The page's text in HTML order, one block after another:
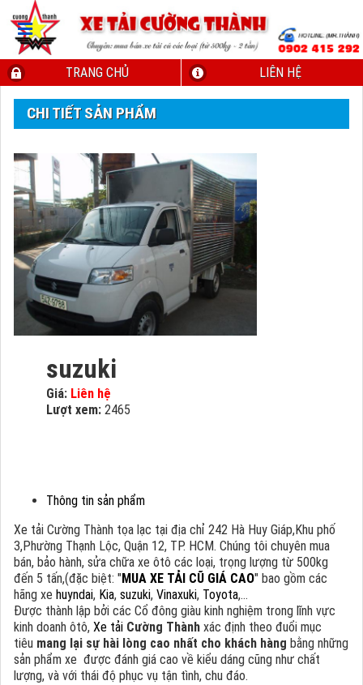
TRANG CHỦ LIÊN HỆ
CHI TIẾT SẢN PHẨM
suzuki
Giá: Liên hệ
Lượt xem: 2465
Thông tin sản phẩm
Xe tải Cường Thành tọa lạc tại địa chỉ 242 Hà Huy Giáp,Khu phố
3,Phường Thạnh Lộc, Quận 12, TP. HCM. Chúng tôi chuyên mua
bán, bảo hành, sửa chữa xe ôtô các loại, trọng lượng từ 500kg
đến 5 tấn,(đặc biệt: "MUA XE TẢI CŨ GIÁ CAO" bao gồm các
hãng xe huyndai, Kia, suzuki, Vinaxuki, Toyota,...
Được thành lập bởi các Cổ đông giàu kinh nghiệm trong lĩnh vực
kinh doanh ôtô, Xe tải Cường Thành xác định theo đuổi mục
tiêu mang lại sự hài lòng cao nhất cho khách hàng bằng những
sản phẩm xe được đánh giá cao về kiểu dáng cũng như chất
lượng, và với thái độ phục vụ tận tình, chu đáo.